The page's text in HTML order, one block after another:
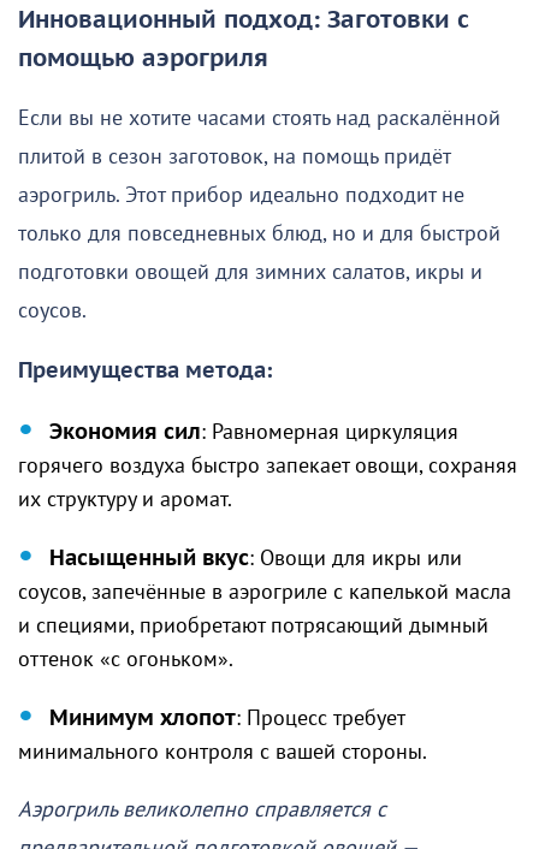
Инновационный подход: Заготовки с
помощью аэрогриля
Если вы не хотите часами стоять над раскалённой
плитой в сезон заготовок, на помощь придёт
аэрогриль. Этот прибор идеально подходит не
только для повседневных блюд, но и для быстрой
подготовки овощей для зимних салатов, икры и
соусов.
Преимущества метода:
Экономия сил: Равномерная циркуляция
горячего воздуха быстро запекает овощи, сохраняя
их структуру и аромат.
Насыщенный вкус: Овощи для икры или
соусов, запечённые в аэрогриле с капелькой масла
и специями, приобретают потрясающий дымный
оттенок «с огоньком».
Минимум хлопот: Процесс требует
минимального контроля с вашей стороны.
Аэрогриль великолепно справляется с